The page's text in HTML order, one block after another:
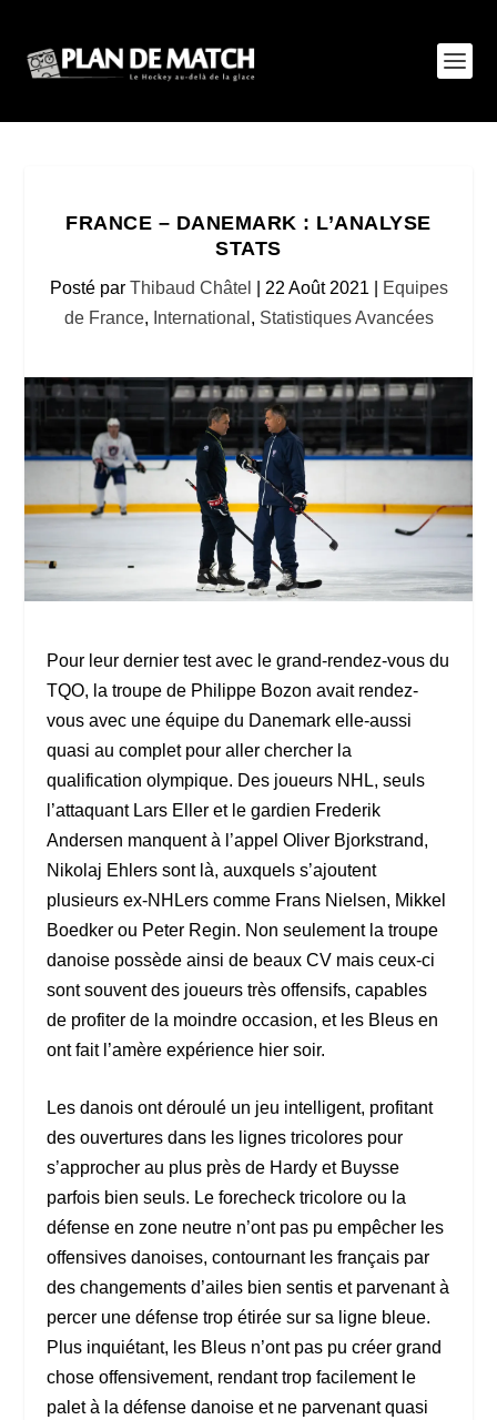
FRANCE – DANEMARK : L’ANALYSE
STATS
Posté par Thibaud Châtel 22 Août 2021
Equipes
de France, International , Statistiques Avancées
Pour leur dernier test avec le grand-rendez-vous du
TQO, la troupe de Philippe Bozon avait rendez-
vous avec une équipe du Danemark elle-aussi
quasi au complet pour aller chercher la
qualification olympique. Des joueurs NHL, seuls
l’attaquant Lars Eller et le gardien Frederik
Andersen manquent à l’appel Oliver Bjorkstrand,
Nikolaj Ehlers sont là, auxquels s’ajoutent
plusieurs ex-NHLers comme Frans Nielsen, Mikkel
Boedker ou Peter Regin. Non seulement la troupe
danoise possède ainsi de beaux CV mais ceux-ci
sont souvent des joueurs très offensifs, capables
de profiter de la moindre occasion, et les Bleus en
ont fait l’amère expérience hier soir.
Les danois ont déroulé un jeu intelligent, profitant
des ouvertures dans les lignes tricolores pour
s’approcher au plus près de Hardy et Buysse
parfois bien seuls. Le forecheck tricolore ou la
défense en zone neutre n’ont pas pu empêcher les
offensives danoises, contournant les français par
des changements d’ailes bien sentis et parvenant à
percer une défense trop étirée sur sa ligne bleue.
Plus inquiétant, les Bleus n’ont pas pu créer grand
chose offensivement, rendant trop facilement le
palet à la défense danoise et ne parvenant quasi